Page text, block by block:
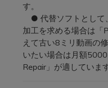
す。
● 代替ソフトとして
加工を求める場合は「
えて古い8ミリ動画の
いたい場合は月額
Repair」が適しています